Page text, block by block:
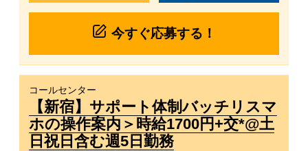
今すぐ応募する！
コールセンター
【新宿】サポート体制バッチリスマ
ホの操作案内＞時給1700円+交*@土
日祝日含む週5日勤務